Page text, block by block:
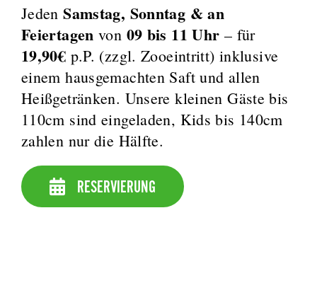
JedenSamstag, Sonntag & an
Feiertagen von 09 bis 11 Uhr – für
19,90€ p.P. (zzgl. Zooeintritt) inklusive
einem hausgemachten Saft und allen
Heißgetränken. Unsere kleinen Gäste bis
110cm sind eingeladen, Kids bis 140cm
zahlen nur die Hälfte.
RESERVIERUNG